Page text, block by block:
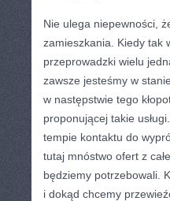
Nie ulega niepewności,
zamieszkania. Kiedy tak
przeprowadzki wielu
zawsze jesteśmy w
w następstwie tego
proponującej takie
tempie kontaktu do
tutaj mnóstwo ofert z
będziemy potrzebowali.
i dokąd chcemy